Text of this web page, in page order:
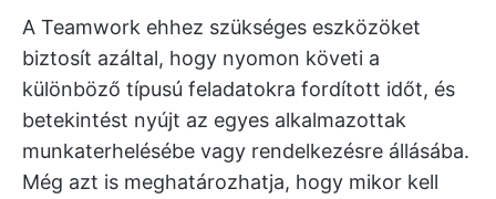
A Teamwork ehhez szükséges eszközöket
biztosít azáltal, hogy nyomon követi a
különböző típusú feladatokra fordított időt, és
betekintést nyújt az egyes alkalmazottak
munkaterhelésébe vagy rendelkezésre állásába.
Még azt is meghatározhatja, hogy mikor kell